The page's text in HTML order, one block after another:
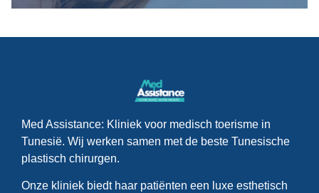
Med Assistance: Kliniek voor medisch toerisme in
Tunesië. Wij werken samen met de beste Tunesische
plastisch chirurgen.
Onze kliniek biedt haar patiënten een luxe esthetisch